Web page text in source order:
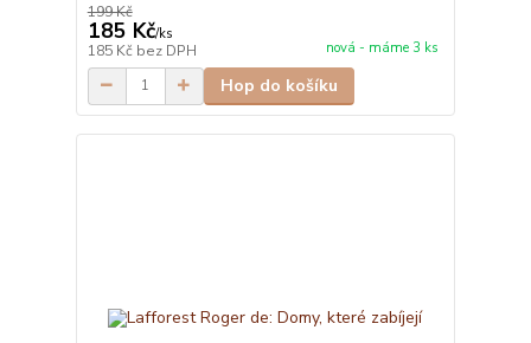
199 Kč
185 Kč/ks
185 Kč bez DPH nová - máme 3 ks
Hop do košíku